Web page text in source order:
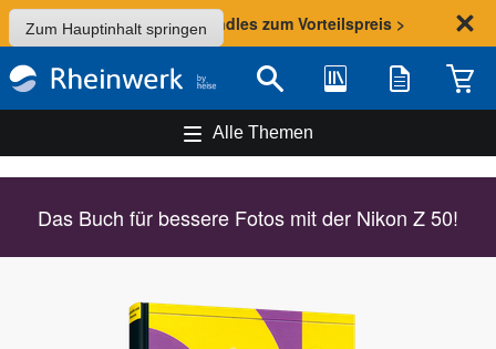
Zum Hauptinhalt springen
Sommer-Aktion: Bundles zum Vorteilspreis >
Suche Bibliothek Merkliste
Alle Themen
Das Buch für bessere Fotos mit der Nikon Z 50!